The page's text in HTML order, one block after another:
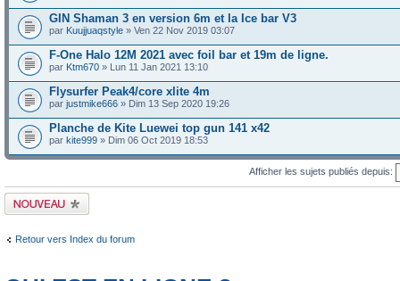
GIN Shaman 3 en version 6m et la Ice bar V3
par Kuujjuaqstyle » Ven 22 Nov 2019 03:07
F-One Halo 12M 2021 avec foil bar et 19m de ligne.
par Ktm670 » Lun 11 Jan 2021 13:10
Flysurfer Peak4/core xlite 4m
par justmike666 » Dim 13 Sep 2020 19:26
Planche de Kite Luewei top gun 141 x42
par kite999 » Dim 06 Oct 2019 18:53
Afficher les sujets publiés depuis:
Publier un nouveau
sujet
Retour vers Index du forum